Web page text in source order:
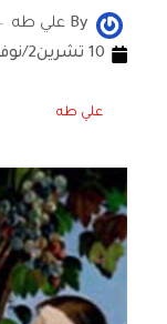
By علي طه
10 تشرين2/نوفمبر 2018
علي طه